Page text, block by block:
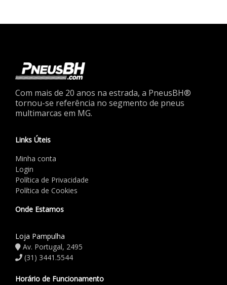
Com mais de 20 anos na estrada, a PneusBH®
tornou-se referência no segmento de pneus
multimarcas em MG.
Links Úteis
Minha conta
Login
Política de Privacidade
Política de Cookies
Onde Estamos
Loja Pampulha
Av. Portugal, 2495
(31) 3441.5544
Horário de Funcionamento